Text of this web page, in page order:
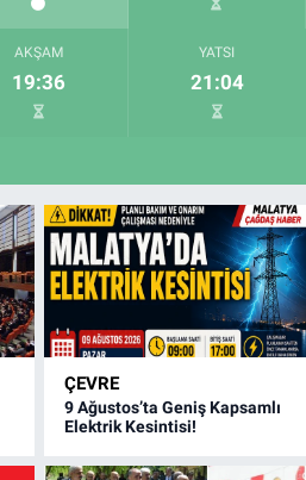
AKŞAM
19:36
YATSI
21:04
ÇEVRE
9 Ağustos’ta Geniş Kapsamlı
Elektrik Kesintisi!